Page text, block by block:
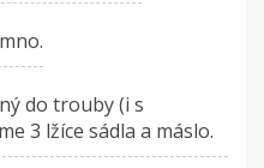
do trouby (i s
3 lžíce sádla a máslo.